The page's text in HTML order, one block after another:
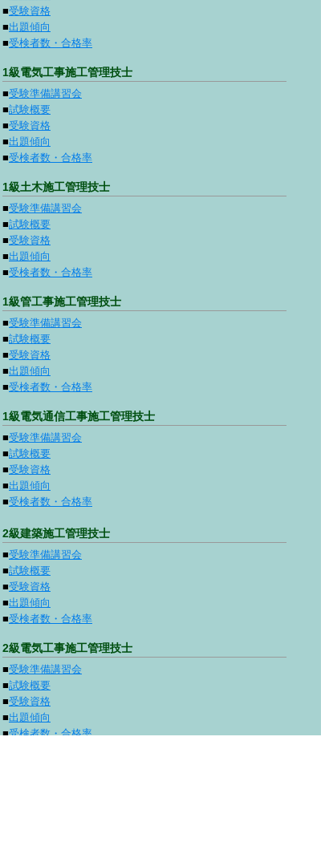
■受験資格
■出題傾向
■受検者数・合格率
1級電気工事施工管理技士
■受験準備講習会
■試験概要
■受験資格
■出題傾向
■受検者数・合格率
1級土木施工管理技士
■受験準備講習会
■試験概要
■受験資格
■出題傾向
■受検者数・合格率
1級管工事施工管理技士
■受験準備講習会
■試験概要
■受験資格
■出題傾向
■受検者数・合格率
1級電気通信工事施工管理技士
■受験準備講習会
■試験概要
■受験資格
■出題傾向
■受検者数・合格率
2級建築施工管理技士
■受験準備講習会
■試験概要
■受験資格
■出題傾向
■受検者数・合格率
2級電気工事施工管理技士
■受験準備講習会
■試験概要
■受験資格
■出題傾向
■受検者数・合格率